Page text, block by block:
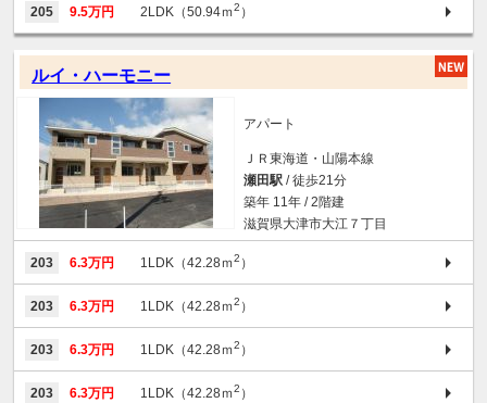
205 9.5万円 2LDK（50.94ｍ2 ）
ルイ・ハーモニー
アパート
ＪＲ東海道・山陽本線
瀬田駅 / 徒歩21分
築年 11年 / 2階建
滋賀県大津市大江７丁目
203 6.3万円 1LDK（42.28ｍ2 ）
203 6.3万円 1LDK（42.28ｍ2 ）
203 6.3万円 1LDK（42.28ｍ2 ）
203 6.3万円 1LDK（42.28ｍ2 ）